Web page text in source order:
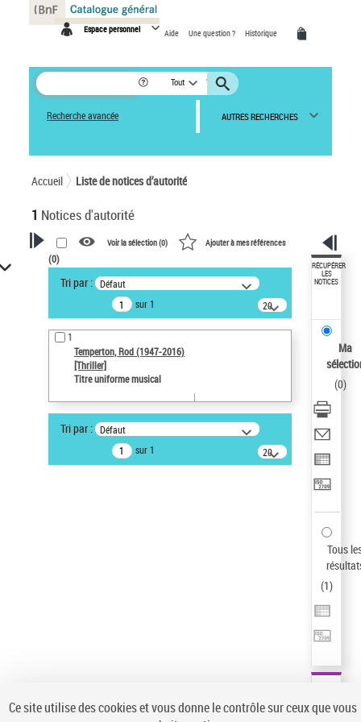
Espace personnel Aide Une question ? Historique
Tout
Recherche avancée AUTRES RECHERCHES
Accueil Liste de notices d’autorité
1 Notices d'autorité
VOTRE RECHERCHE
Recherche avancée dans les
notices d’autorité
Œuvres liées à l'auteur :
Temperton, Rod (1947-2016)
Type de notice d'autorité
Type de notice d'autorité
Voir la sélection (0) Ajouter à mes références
(0)
Tri par : Défaut
sur 1
20
résultats/page
1
Temperton, Rod (1947-2016)
[Thriller]
Titre uniforme musical
Tri par : Défaut
sur 1
20
résultats/page
RÉCUPÉRER
LES
NOTICES
Ma
(0)
Tous
(1)
Panneau de gestion des cookies
Ce site utilise des cookies et vous donne le contrôle sur ceux que vous